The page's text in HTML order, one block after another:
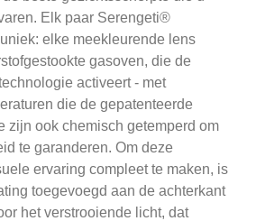
Elk paar Serengeti®
elke meekleurende lens
gasoven, die de
activeert - met
die de gepatenteerde
zijn ook chemisch getemperd om
te garanderen. Om deze
ervaring compleet te maken, is
toegevoegd aan de achterkant
het verstrooiende licht, dat